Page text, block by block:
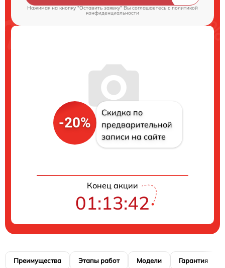
Нажимая на кнопку "Оставить заявку" Вы соглашаетесь cполитикой
конфиденциальности
-20%
Скидка по
предварительной
записи на сайте
Конец акции
01:13:41
Преимущества Этапы работ Модели Гарантия